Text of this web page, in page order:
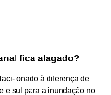
fica alagado?
onado à diferença de
e sul para a inundação no